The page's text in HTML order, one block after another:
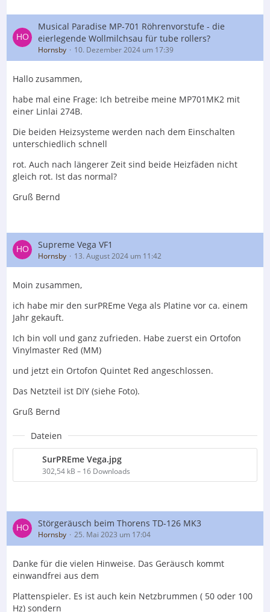
Musical Paradise MP-701 Röhrenvorstufe - die
eierlegende Wollmilchsau für tube rollers?
Hornsby 10. Dezember 2024 um 17:39
Hallo zusammen,
habe mal eine Frage: Ich betreibe meine MP701MK2 mit
einer Linlai 274B.
Die beiden Heizsysteme werden nach dem Einschalten
unterschiedlich schnell
rot. Auch nach längerer Zeit sind beide Heizfäden nicht
gleich rot. Ist das normal?
Gruß Bernd
Supreme Vega VF1
Hornsby 13. August 2024 um 11:42
Moin zusammen,
ich habe mir den surPREme Vega als Platine vor ca. einem
Jahr gekauft.
Ich bin voll und ganz zufrieden. Habe zuerst ein Ortofon
Vinylmaster Red (MM)
und jetzt ein Ortofon Quintet Red angeschlossen.
Das Netzteil ist DIY (siehe Foto).
Gruß Bernd
Dateien
SurPREme Vega.jpg
302,54 kB – 16 Downloads
Störgeräusch beim Thorens TD-126 MK3
Hornsby 25. Mai 2023 um 17:04
Danke für die vielen Hinweise. Das Geräusch kommt
einwandfrei aus dem
Plattenspieler. Es ist auch kein Netzbrummen ( 50 oder 100
Hz) sondern